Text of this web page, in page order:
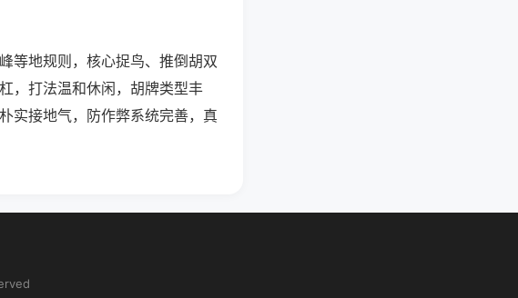
等地规则，核心捉鸟、推倒胡双
，打法温和休闲，胡牌类型丰
实接地气，防作弊系统完善，真